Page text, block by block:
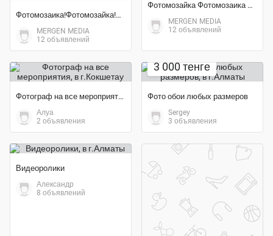
Фотомозаика!Фотомозайка!Холст!Фото!!Подарки!Фотоподарки!Фото
MERGEN MEDIA
12 объявлений
Фотомозайка Фотомозаика Фотоподарки Фотоколлаж Фотоподарки
MERGEN MEDIA
12 объявлений
Фотограф на все мероприятия
Алуа
2 объявления
3 000 тенге
Фото обои любых размеров
Sergey
3 объявления
Видеоролики
Александр
8 объявлений